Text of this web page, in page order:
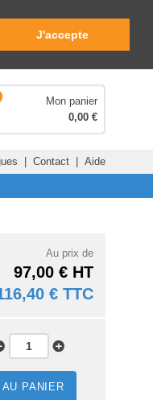
J'accepte
Mon panier
0,00 €
| Contact| Aide
Au prix de
97,00 € HT
€ TTC
PANIER